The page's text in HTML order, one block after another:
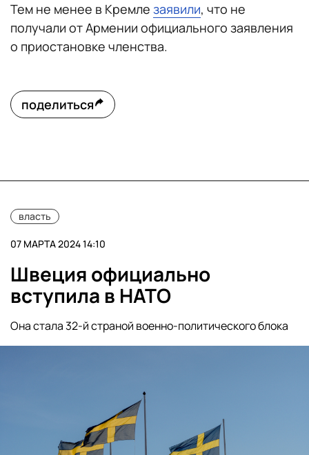
Тем не менее в Кремле заявили, что не
получали от Армении официального заявления
о приостановке членства.
поделиться
власть
07 МАРТА 2024 14:10
Швеция официально
вступила в НАТО
Она стала 32-й страной военно-политического блока